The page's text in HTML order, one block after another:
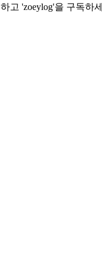
하고 'zoeylog'을 구독하